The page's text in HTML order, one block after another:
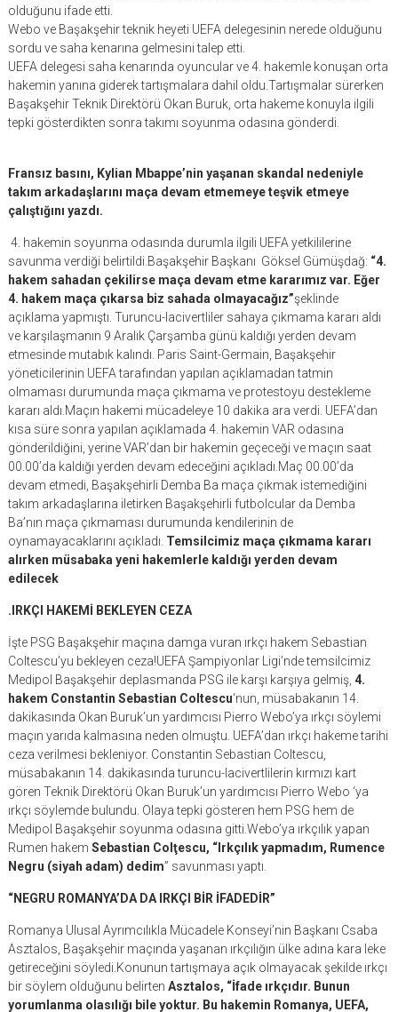
olduğunu ifade etti.
Webo ve Başakşehir teknik heyeti UEFA delegesinin nerede olduğunu
sordu ve saha kenarına gelmesini talep etti.
UEFA delegesi saha kenarında oyuncular ve 4. hakemle konuşan orta
hakemin yanına giderek tartışmalara dahil oldu.Tartışmalar sürerken
Başakşehir Teknik Direktörü Okan Buruk, orta hakeme konuyla ilgili
tepki gösterdikten sonra takımı soyunma odasına gönderdi.
Fransız basını, Kylian Mbappe’nin yaşanan skandal nedeniyle
takım arkadaşlarını maça devam etmemeye teşvik etmeye
çalıştığını yazdı.
4. hakemin soyunma odasında durumla ilgili UEFA yetkililerine
savunma verdiği belirtildi.Başakşehir Başkanı Göksel Gümüşdağ: “4.
hakem sahadan çekilirse maça devam etme kararımız var. Eğer
4. hakem maça çıkarsa biz sahada olmayacağız”şeklinde
açıklama yapmıştı. Turuncu-lacivertliler sahaya çıkmama kararı aldı
ve karşılaşmanın 9 Aralık Çarşamba günü kaldığı yerden devam
etmesinde mutabık kalındı. Paris Saint-Germain, Başakşehir
yöneticilerinin UEFA tarafından yapılan açıklamadan tatmin
olmaması durumunda maça çıkmama ve protestoyu destekleme
kararı aldı.Maçın hakemi mücadeleye 10 dakika ara verdi. UEFA’dan
kısa süre sonra yapılan açıklamada 4. hakemin VAR odasına
gönderildiğini, yerine VAR’dan bir hakemin geçeceği ve maçın saat
00.00’da kaldığı yerden devam edeceğini açıkladı.Maç 00.00’da
devam etmedi, Başakşehirli Demba Ba maça çıkmak istemediğini
takım arkadaşlarına iletirken Başakşehirli futbolcular da Demba
Ba’nın maça çıkmaması durumunda kendilerinin de
oynamayacaklarını açıkladı. Temsilcimiz maça çıkmama kararı
alırken müsabaka yeni hakemlerle kaldığı yerden devam
edilecek
.IRKÇI HAKEMİ BEKLEYEN CEZA
İşte PSG Başakşehir maçına damga vuran ırkçı hakem Sebastian
Coltescu’yu bekleyen ceza!UEFA Şampiyonlar Ligi’nde temsilcimiz
Medipol Başakşehir deplasmanda PSG ile karşı karşıya gelmiş, 4.
hakem Constantin Sebastian Coltescu‘nun, müsabakanın 14.
dakikasında Okan Buruk’un yardımcısı Pierro Webo’ya ırkçı söylemi
maçın yarıda kalmasına neden olmuştu. UEFA’dan ırkçı hakeme tarihi
ceza verilmesi bekleniyor. Constantin Sebastian Coltescu,
müsabakanın 14. dakikasında turuncu-lacivertlilerin kırmızı kart
gören Teknik Direktörü Okan Buruk’un yardımcısı Pierro Webo ‘ya
ırkçı söylemde bulundu. Olaya tepki gösteren hem PSG hem de
Medipol Başakşehir soyunma odasına gitti.Webo’ya ırkçılık yapan
Rumen hakem Sebastian Colţescu, “Irkçılık yapmadım, Rumence
Negru (siyah adam) dedim” savunması yaptı.
“NEGRU ROMANYA’DA DA IRKÇI BİR İFADEDİR”
Romanya Ulusal Ayrımcılıkla Mücadele Konseyi’nin Başkanı Csaba
Asztalos, Başakşehir maçında yaşanan ırkçılığın ülke adına kara leke
getireceğini söyledi.Konunun tartışmaya açık olmayacak şekilde ırkçı
bir söylem olduğunu belirten Asztalos, “İfade ırkçıdır. Bunun
yorumlanma olasılığı bile yoktur. Bu hakemin Romanya, UEFA,